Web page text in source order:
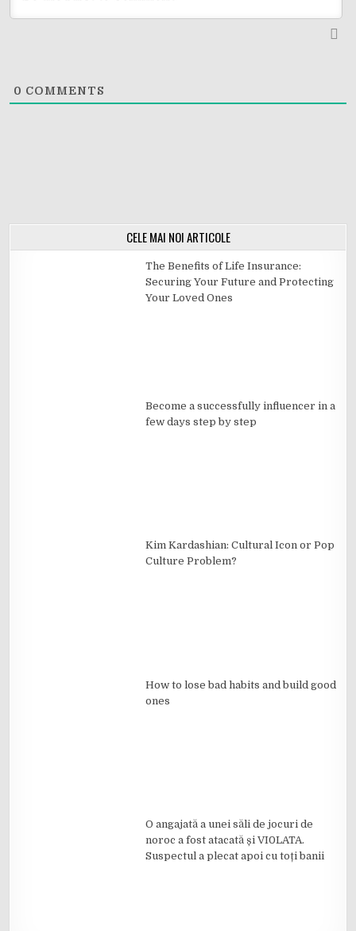
0 COMMENTS
CELE MAI NOI ARTICOLE
The Benefits of Life Insurance:
Securing Your Future and Protecting
Your Loved Ones
Become a successfully influencer in a
few days step by step
Kim Kardashian: Cultural Icon or Pop
Culture Problem?
How to lose bad habits and build good
ones
O angajată a unei săli de jocuri de
noroc a fost atacată și VI0LATA.
Suspectul a plecat apoi cu toți banii